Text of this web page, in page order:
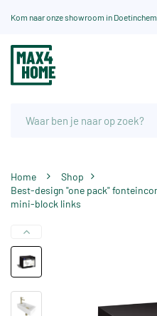
Kom naar onze showroom in Doetinchem
Home
Shop
Best-design "one pack" fonteincombinatie "bicolor-nancy"
mini-block links